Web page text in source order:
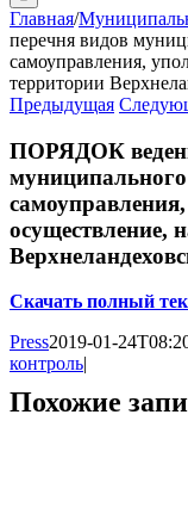
Главная/
перечня видов
самоуправления,
территории
Предыдущая
ПОРЯДОК
осуществление,
Скачать полный
Press2019-01-
контроль|
Похожие